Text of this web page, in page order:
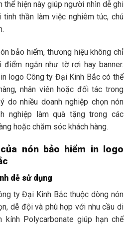
thể hiện này giúp người nhìn dễ ghi
thần làm việc nghiêm túc, chú
bảo hiểm, thương hiệu không chỉ
ngắn như tờ rơi hay banner.
logo Công ty Đại Kinh Bắc có thể
nhân viên hoặc đối tác trong
do nhiều doanh nghiệp chọn nón
nghiệp làm quà tặng trong các
hoặc chăm sóc khách hàng.
nón bảo hiểm in logo
dễ sử dụng
ty Đại Kinh Bắc thuộc dòng nón
dễ đội và phù hợp với nhu cầu di
kính Polycarbonate giúp hạn chế